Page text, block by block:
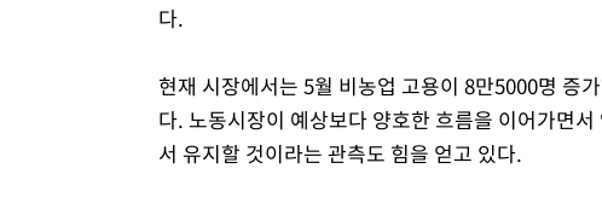
다.
현재 시장에서는 5월 비농업 고용이 8만5000명 증
다. 노동시장이 예상보다 양호한 흐름을 이어가면
서 유지할 것이라는 관측도 힘을 얻고 있다.